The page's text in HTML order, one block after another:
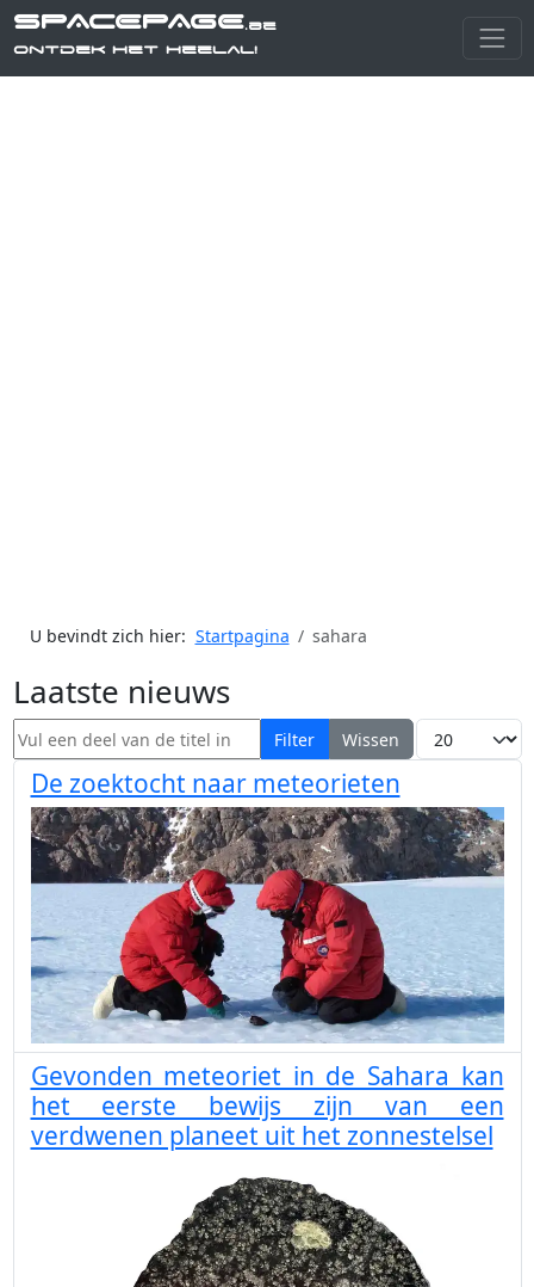
SPACEPAGE.be
Ontdek het heelal!
U bevindt zich hier: Startpagina sahara
Laatste nieuws
Vul een deel van de titel in Filter Wissen Toon #
De zoektocht naar meteorieten
Gevonden meteoriet in de Sahara kan
het eerste bewijs zijn van een
verdwenen planeet uit het zonnestelsel